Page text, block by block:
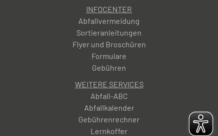
INFOCENTER
Abfallvermeidung
Sortieranleitungen
Flyer und Broschüren
Formulare
Gebühren
WEITERE SERVICES
Abfall-ABC
Abfallkalender
Gebührenrechner
Lernkoffer